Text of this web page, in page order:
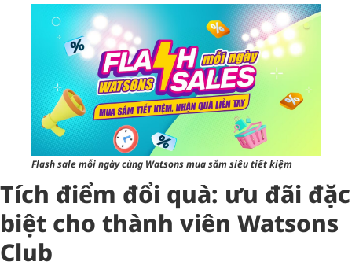
Flash sale mỗi ngày cùng Watsons mua sắm siêu tiết kiệm
Tích điểm đổi quà: ưu đãi đặc
biệt cho thành viên Watsons
Club